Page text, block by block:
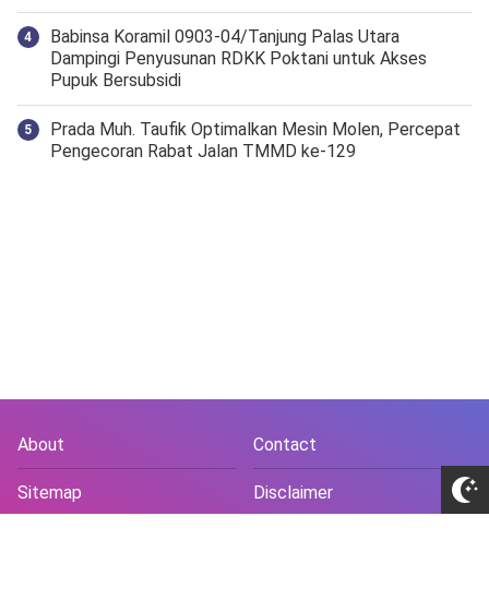
‎Babinsa Koramil 0903-04/Tanjung Palas Utara
Dampingi Penyusunan RDKK Poktani untuk Akses
Pupuk Bersubsidi
Prada Muh. Taufik Optimalkan Mesin Molen, Percepat
Pengecoran Rabat Jalan TMMD ke-129
About Contact
Sitemap Disclaimer